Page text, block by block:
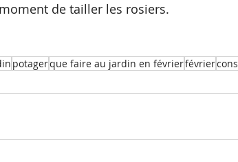
de tailler les rosiers.
potagerque faire au jardin en févrierfévrier